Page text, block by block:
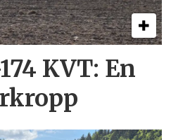
KVT: En